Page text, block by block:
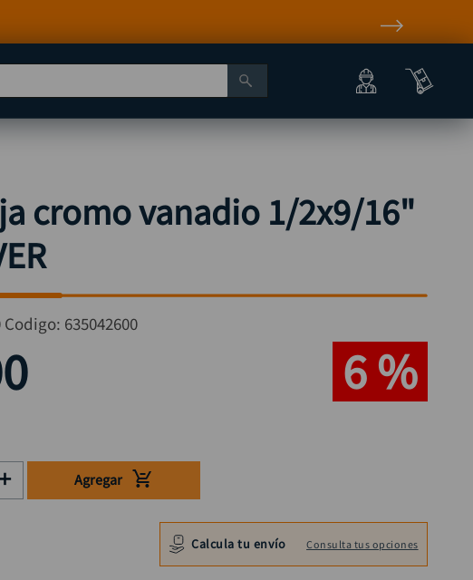
cromo vanadio 1/2x9/16"
Codigo: 635042600
6 %
Agregar
Calcula tu envío Consulta tus opciones